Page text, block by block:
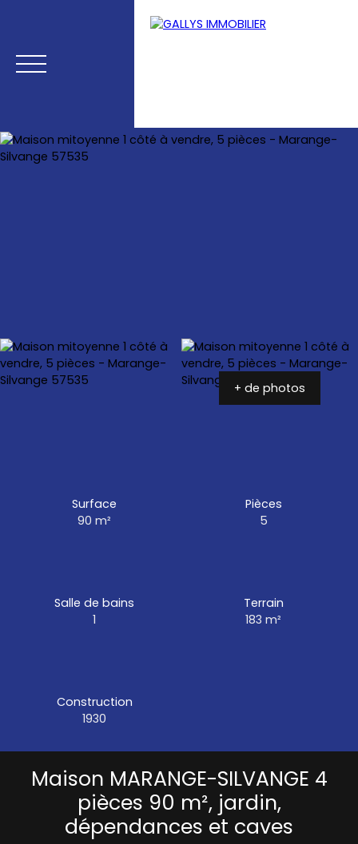
+ de photos
Surface
90m²
Pièces
5
Salle de bains
1
Terrain
183m²
Construction
1930
Maison MARANGE-SILVANGE 4
pièces 90 m², jardin,
dépendances et caves